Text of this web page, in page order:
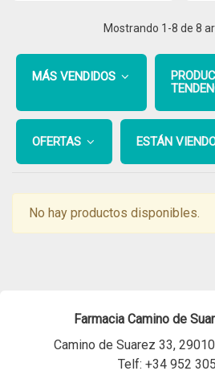
Mostrando 1 -8 de 8
MÁS VENDIDOS
OFERTAS ESTÁN
No hay productos disponibles.
Farmacia Camino de
Camino de Suarez 33,
Telf: +34 952